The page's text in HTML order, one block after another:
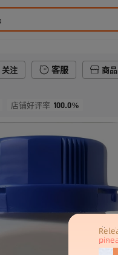
关注 客服
商品
店铺好评率 100.0%